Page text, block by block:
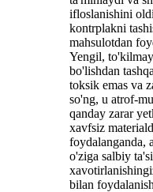
ifloslanishini
kontrplakni
mahsulotdan
Yengil,
bo'lishdan
toksik emas va
so'ng, u atrof-
qanday zarar
xavfsiz
foydalanganda,
o'ziga salbiy
bilan